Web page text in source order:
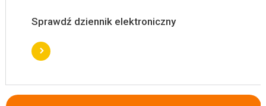
Sprawdź dziennik elektroniczny